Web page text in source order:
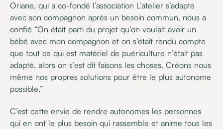
Oriane, qui a co-fondé l’association L’atelier s’adapte
avec son compagnon après un besoin commun, nous a
confié “On était parti du projet qu’on voulait avoir un
bébé avec mon compagnon et on s’était rendu compte
que tout ce qui est matériel de puériculture n’était pas
adapté, alors on s’est dit faisons les choses. Créons nous
même nos propres solutions pour être le plus autonome
possible.”
C’est cette envie de rendre autonomes les personnes
qui en ont le plus besoin qui rassemble et anime tous les